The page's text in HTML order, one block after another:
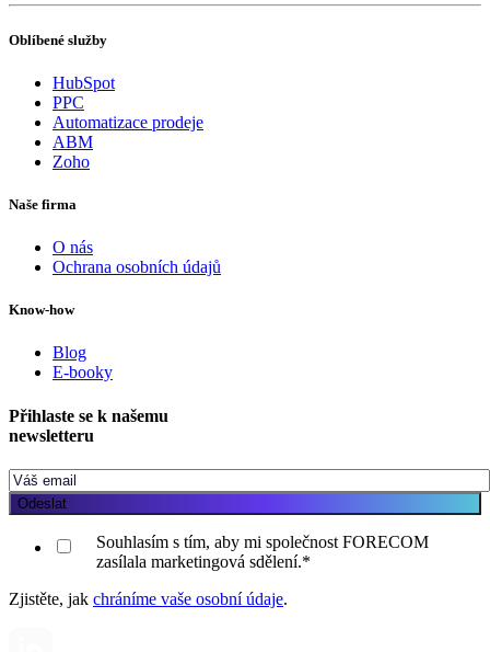
Oblíbené služby
HubSpot
PPC
Automatizace prodeje
ABM
Zoho
Naše firma
O nás
Ochrana osobních údajů
Know-how
Blog
E-booky
Přihlaste se k našemu
newsletteru
Souhlasím s tím, aby mi společnost FORECOM
zasílala marketingová sdělení.*
Zjistěte, jak chráníme vaše osobní údaje.